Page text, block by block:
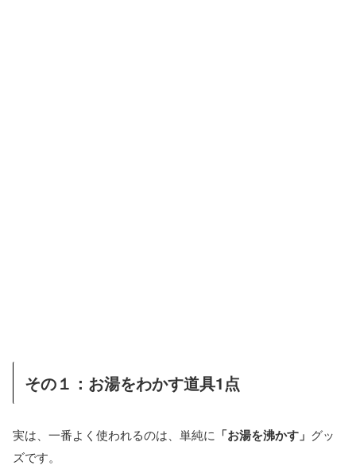
その１：お湯をわかす道具1点
実は、一番よく使われるのは、単純に 「お湯を沸かす」 グッ
ズです。